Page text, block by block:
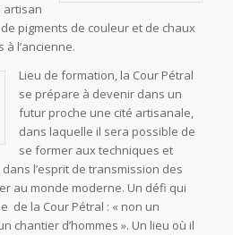
artisan
pigments de couleur et de chaux
l’ancienne.
Lieu de formation, la Cour Pétral
se prépare à devenir dans un
futur proche une cité artisanale,
dans laquelle il sera possible de
se former aux techniques et
l’esprit de transmission des
au monde moderne. Un défi qui
de la Cour Pétral : « non un
chantier d’hommes ». Un lieu où il